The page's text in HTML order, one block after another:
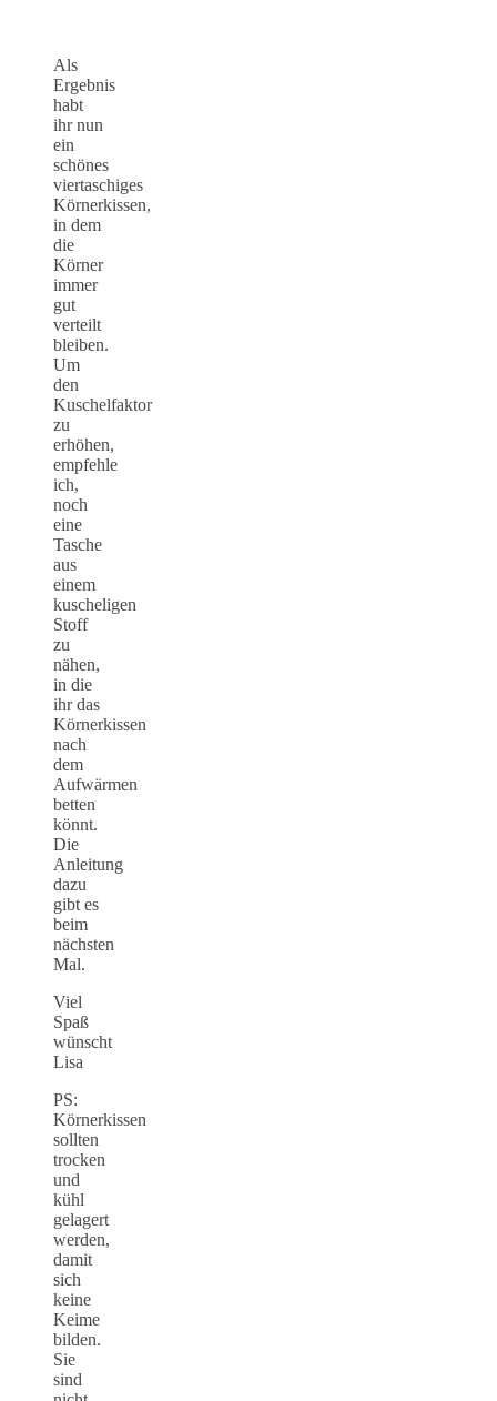
Als
Ergebnis
habt
ihr nun
ein
schönes
viertaschiges
Körnerkissen,
in dem
die
Körner
immer
gut
verteilt
bleiben.
Um
den
Kuschelfaktor
zu
erhöhen,
empfehle
ich,
noch
eine
Tasche
aus
einem
kuscheligen
Stoff
zu
nähen,
in die
ihr das
Körnerkissen
nach
dem
Aufwärmen
betten
könnt.
Die
Anleitung
dazu
gibt es
beim
nächsten
Mal.
Viel
Spaß
wünscht
Lisa
PS:
Körnerkissen
sollten
trocken
und
kühl
gelagert
werden,
damit
sich
keine
Keime
bilden.
Sie
sind